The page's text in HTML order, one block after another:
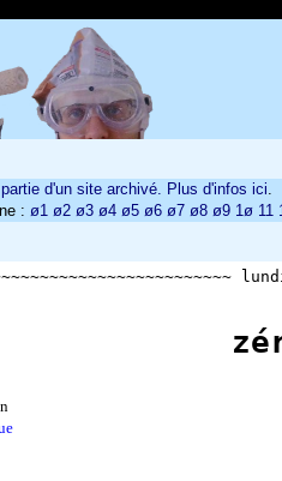
d'un site archivé. Plus d'infos ici.
: ø1 ø2 ø3 ø4 ø5 ø6 ø7 ø8 ø9 1ø 11